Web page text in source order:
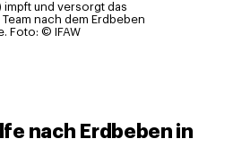
impft und versorgt das
nach dem Erdbeben
Foto: © IFAW
nach Erdbeben in